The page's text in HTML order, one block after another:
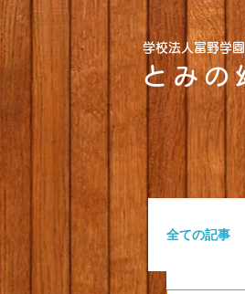
学校法人富野学
とみの
全ての記事